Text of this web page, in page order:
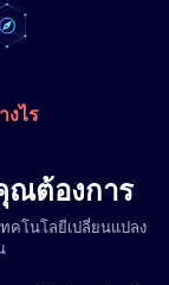
งไร
ณต้องการ
คโนโลยีเปลี่ยนแปลง